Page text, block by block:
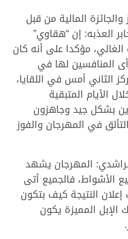
المالية من قبل
العذبه: إن “هقاوي”
مؤكدا على أنه كان
المنافسين لها في
الثاني أمس في اللقايا،
الأيام المتبقية
بشكل جيد وجاهزون
في المهرجان والفوز
المهرجان يشهد
الأشواط، فالجميع أتى
النتيجة كيف بتكون
الإبل المميزة يكون